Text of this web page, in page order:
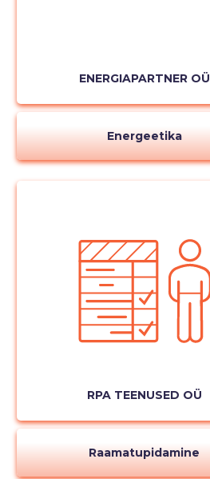
ENERGIAPARTNER OÜ
Energeetika
RPA TEENUSED OÜ
Raamatupidamine